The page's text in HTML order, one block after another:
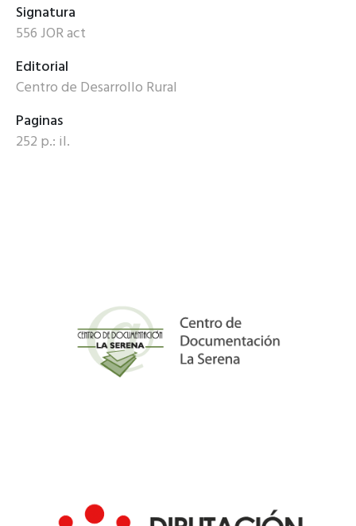
Signatura
556 JOR act
Editorial
Centro de Desarrollo Rural
Paginas
252 p.: il.